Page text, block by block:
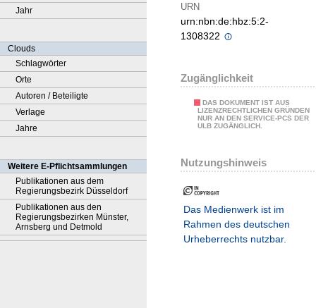
Jahr
Clouds
Schlagwörter
Orte
Autoren / Beteiligte
Verlage
Jahre
Weitere E-Pflichtsammlungen
Publikationen aus dem
Regierungsbezirk Düsseldorf
Publikationen aus den
Regierungsbezirken Münster,
Arnsberg und Detmold
URN
urn:nbn:de:hbz:5:2-
1308322
Zugänglichkeit
DAS DOKUMENT IST AUS
LIZENZRECHTLICHEN GRÜNDEN
NUR AN DEN SERVICE-PCS DER
ULB ZUGÄNGLICH.
Nutzungshinweis
Das Medienwerk ist im
Rahmen des deutschen
Urheberrechts nutzbar.